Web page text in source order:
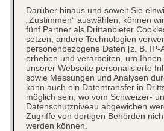
Darüber hinaus und soweit Sie
„Zustimmen“ auswählen, können
fünf Partner als Drittanbieter
setzen, andere Technologien
personenbezogene Daten [z. B. IP-
erheben und verarbeiten, um
unserer Webseite personalisierte
sowie Messungen und Analysen
kann auch ein Datentransfer in
möglich sein, wo vom Schweizer-
Datenschutzniveau abgewichen
Zugriffe von dortigen Behörden
werden können.